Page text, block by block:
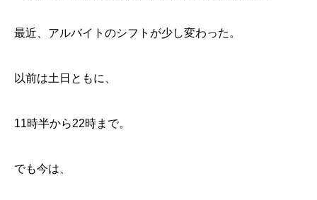
最近、アルバイトのシフトが少し変わった。
以前は土日ともに、
11時半から22時まで。
でも今は、